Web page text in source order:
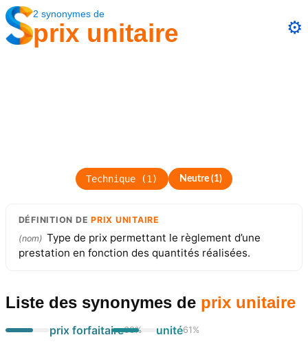
2 synonymes de
prix unitaire ⚙️
Technique (1 ) Neutre(1)
DÉFINITION DEPRIX UNITAIRE
(nom) Type de prix permettant le règlement d’une
prestation en fonction des quantités réalisées.
Liste des synonymes de prix unitaire
prix forfaitaire63% unité61 %